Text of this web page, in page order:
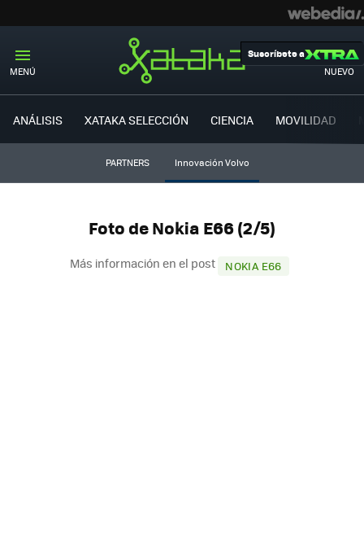
MENÚ NUEVO
Suscríbete a
ANÁLISIS XATAKA SELECCIÓN CIENCIA MOVILIDAD
PARTNERS Innovación Volvo
Foto de Nokia E66 (2/5)
Más información en el post NOKIA E66